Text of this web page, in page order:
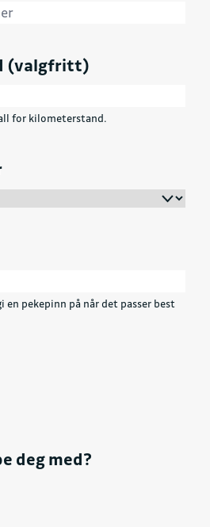
(valgfritt)
for kilometerstand.
en pekepinn på når det passer best
deg med?